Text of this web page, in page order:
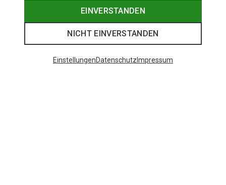
EINVERSTANDEN
NICHT EINVERSTANDEN
EinstellungenDatenschutz Impressum